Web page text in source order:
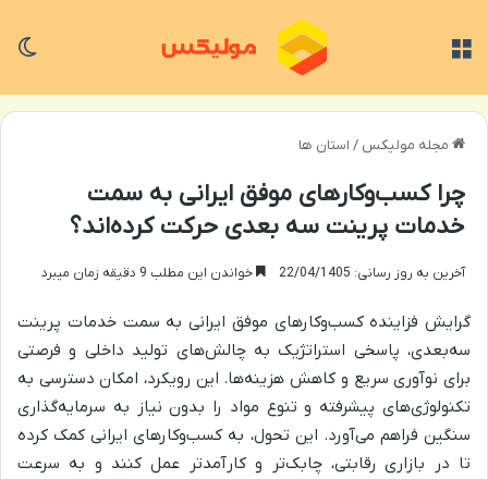
مجله مولیکس / استان ها
چرا کسب‌وکارهای موفق ایرانی به سمت
خدمات پرینت سه بعدی حرکت کرده‌اند؟
آخرین به روز رسانی: 22/04/1405 خواندن این مطلب 9 دقیقه زمان میبرد
گرایش فزاینده کسب‌وکارهای موفق ایرانی به سمت خدمات پرینت
سه‌بعدی، پاسخی استراتژیک به چالش‌های تولید داخلی و فرصتی
برای نوآوری سریع و کاهش هزینه‌ها. این رویکرد، امکان دسترسی به
تکنولوژی‌های پیشرفته و تنوع مواد را بدون نیاز به سرمایه‌گذاری
سنگین فراهم می‌آورد. این تحول، به کسب‌وکارهای ایرانی کمک کرده
تا در بازاری رقابتی، چابک‌تر و کارآمدتر عمل کنند و به سرعت